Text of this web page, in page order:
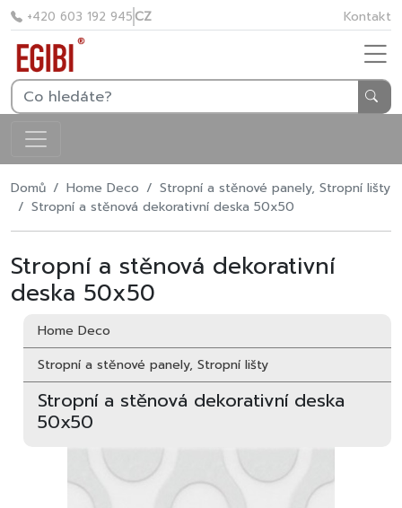
+420 603 192 945CZ Kontakt
Domů Home Deco
Stropní a stěnové panely, Stropní lišty
Stropní a stěnová dekorativní deska 50x50
Stropní a stěnová dekorativní
deska 50x50
Home Deco
Stropní a stěnové panely, Stropní lišty
Stropní a stěnová dekorativní deska
50x50